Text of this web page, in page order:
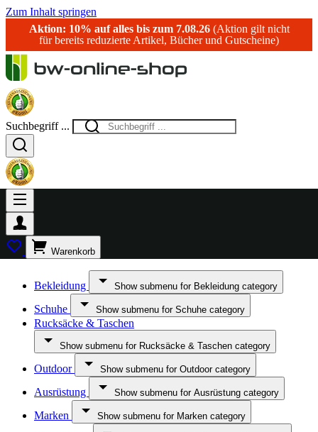
Zum Inhalt springen
Aktion: 10% auf alles bis zum 7.08.26(Aktion gilt nicht
für bereits reduzierte Artikel, Bücher und Gutscheine)
Suchbegriff ...
Warenkorb
Bekleidung Show submenu for Bekleidung category
Schuhe Show submenu for Schuhe category
Rucksäcke & Taschen
Show submenu for Rucksäcke & Taschen category
Outdoor Show submenu for Outdoor category
Ausrüstung Show submenu for Ausrüstung category
Marken Show submenu for Marken category